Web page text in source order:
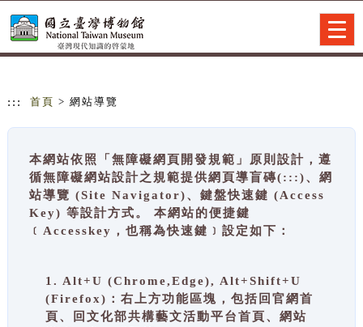
::: 首頁 > 網站導覽
本網站依照「無障礙網頁開發規範」原則設計，遵
循無障礙網站設計之規範提供網頁導盲磚(:::)、網
站導覽 (Site Navigator)、鍵盤快速鍵 (Access
Key) 等設計方式。 本網站的便捷鍵
﹝Accesskey，也稱為快速鍵﹞設定如下：
1. Alt+U (Chrome,Edge), Alt+Shift+U
(Firefox)：右上方功能區塊，包括回官網首
頁、回文化部共構藝文活動平台首頁、網站